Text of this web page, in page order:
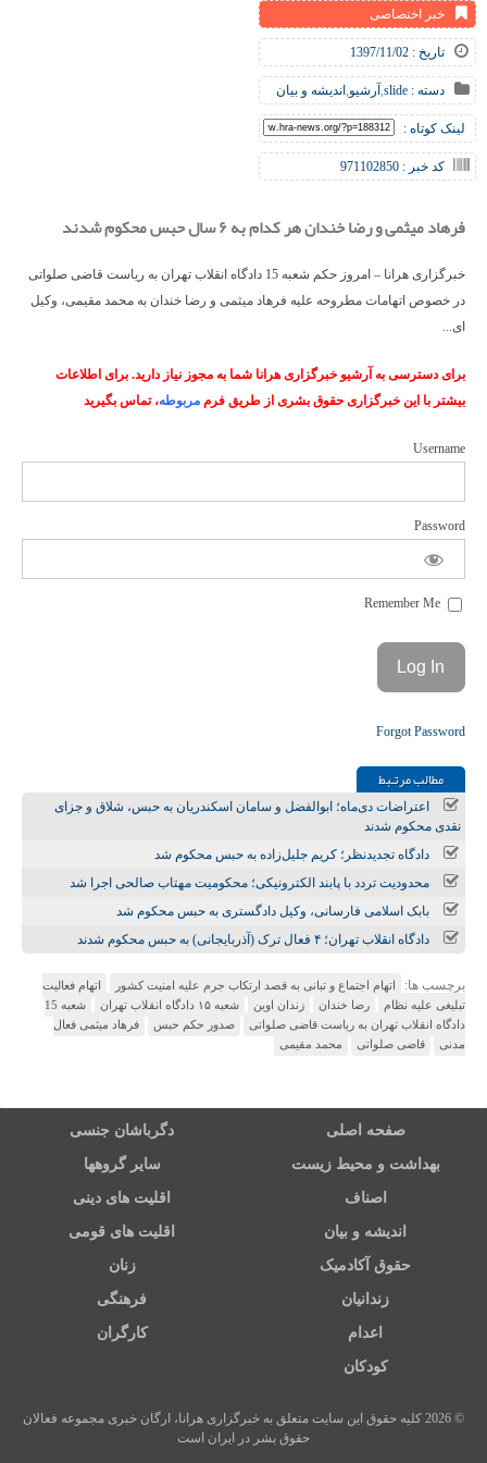
خبر اختصاصی
تاریخ : 1397/11/02
دسته : slide
,آرشیو,اندیشه و بیان
لینک کوتاه :
کد خبر : 971102850
فرهاد میثمی و رضا خندان هر کدام به ۶ سال حبس محکوم شدند
خبرگزاری هرانا – امروز حکم شعبه 15 دادگاه انقلاب تهران به ریاست قاضی صلواتی
در خصوص اتهامات مطروحه علیه فرهاد میثمی و رضا خندان به محمد مقیمی، وکیل
ای...
برای دسترسی به آرشیو خبرگزاری هرانا شما به مجوز نیاز دارید. برای اطلاعات
بیشتر با این خبرگزاری حقوق بشری از طریق فرم مربوطه، تماس بگیرید
Username
Password
Forgot Password
مطالب مرتـبط
اعتراضات دی‌ماه؛ ابوالفضل و سامان اسکندریان به حبس، شلاق و جزای
نقدی محکوم شدند
دادگاه تجدیدنظر؛ کریم جلیل‌زاده به حبس محکوم شد
محدودیت تردد با پابند الکترونیکی؛ محکومیت مهتاب صالحی اجرا شد
بابک اسلامی فارسانی، وکیل دادگستری به حبس محکوم شد
دادگاه انقلاب تهران؛ ۴ فعال ترک (آذربایجانی) به حبس محکوم شدند
برچسب ها: اتهام اجتماع و تبانی به قصد ارتکاب جرم علیه امنیت کشور
اتهام فعالیت
تبلیغی علیه نظام
رضا خندان زندان اوین شعبه ۱۵ دادگاه انقلاب تهران
شعبه 15
دادگاه انقلاب تهران به ریاست قاضی صلواتی
صدور حکم حبس
فرهاد میثمی فعال
مدنی
قاضی صلواتی محمد مقیمی
صفحه اصلی دگرباشان جنسی
بهداشت و محیط زیست سایر گروهها
اصناف اقلیت های دینی
اندیشه و بیان اقلیت های قومی
حقوق آکادمیک زنان
زندانیان فرهنگی
اعدام کارگران
کودکان
© 2026 کلیه حقوق این سایت متعلق به خبرگزاری هرانا، ارگان خبری مجموعه فعالان
حقوق بشر در ایران است